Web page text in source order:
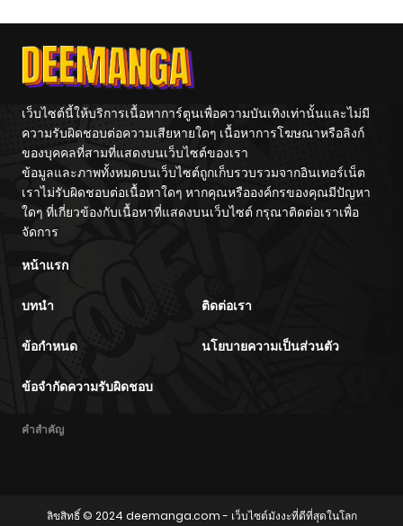
เว็บไซต์นี้ให้บริการเนื้อหาการ์ตูนเพื่อความบันเทิงเท่านั้นและไม่มี
ความรับผิดชอบต่อความเสียหายใดๆ เนื้อหาการโฆษณาหรือลิงก์
ของบุคคลที่สามที่แสดงบนเว็บไซต์ของเรา
ข้อมูลและภาพทั้งหมดบนเว็บไซต์ถูกเก็บรวบรวมจากอินเทอร์เน็ต
เราไม่รับผิดชอบต่อเนื้อหาใดๆ หากคุณหรือองค์กรของคุณมีปัญหา
ใดๆ ที่เกี่ยวข้องกับเนื้อหาที่แสดงบนเว็บไซต์ กรุณาติดต่อเราเพื่อ
จัดการ
หน้าแรก
บทนำ ติดต่อเรา
ข้อกำหนด นโยบายความเป็นส่วนตัว
ข้อจำกัดความรับผิดชอบ
คำสำคัญ
ลิขสิทธิ์ © 2024 deemanga.com- เว็บไซต์มังงะที่ดีที่สุดในโลก